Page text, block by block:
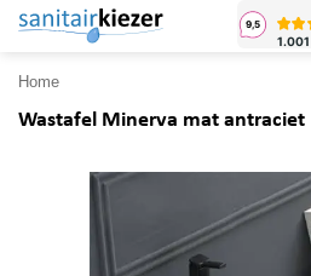
Ga
inhoud
Home
Wastafel Minerva mat antraciet